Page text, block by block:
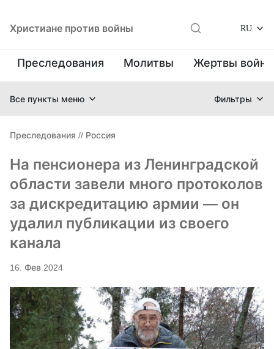
Христиане против войны RU
Преследования Молитвы Жертвы
Все пункты меню Фильтры
Преследования // Россия
На пенсионера из Ленинградской
области завели много протоколов
за дискредитацию армии — он
удалил публикации из своего
канала
16. Фев 2024